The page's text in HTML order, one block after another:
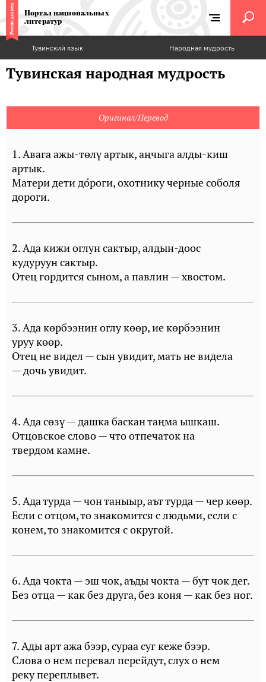
Портал национальных
литератур
Тувинский язык Народная мудрость
Тувинская народная мудрость
Оригинал/Перевод
1. Авага ажы-төлү артык, аңчыга алды-киш
артык.
Матери дети до́роги, охотнику черные соболя
дороги.
2. Ада кижи оглун сактыр, алдын-доос
кудуруун сактыр.
Отец гордится сыном, а павлин — хвостом.
3. Ада көрбээнин оглу көөр, ие көрбээнин
уруу көөр.
Отец не видел — сын увидит, мать не видела
— дочь увидит.
4. Ада сөзү — дашка баскан таңма ышкаш.
Отцовское слово — что отпечаток на
твердом камне.
5. Ада турда — чон таныыр, аът турда — чер көөр.
Если с отцом, то знакомится с людьми, если с
конем, то знакомится с округой.
6. Ада чокта — эш чок, аъды чокта — бут чок дег.
Без отца — как без друга, без коня — как без ног.
7. Ады арт ажа бээр, сураа суг кеже бээр.
Слова о нем перевал перейдут, слух о нем
реку переплывет.